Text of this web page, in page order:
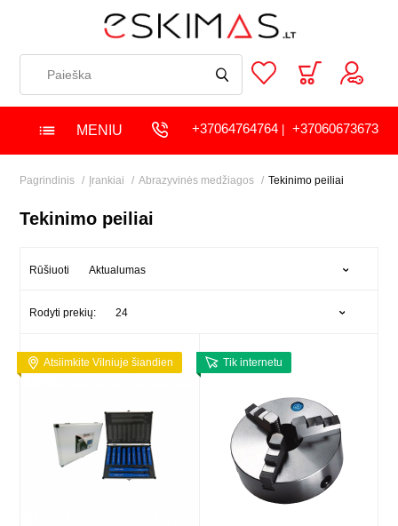
MENIU +37064764764| +37060673673
Pagrindinis Įrankiai Abrazyvinės medžiagos Tekinimo peiliai
Tekinimo peiliai
Rūšiuoti Aktualumas
Rodyti prekių: 24
Atsiimkite Vilniuje šiandien Tik internetu